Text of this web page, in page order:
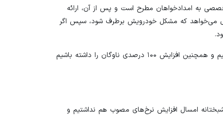
به امدادخواهان مطرح است و پس از آن، ارائه
می‌خواهد که مشکل خودرویش برطرف شود، سپس اگر
مدیرعامل امدادخودرو سایپا خاطرنشان کرد: در طول سال ۱۴۰۲، توانستیم نرم افزارها را ارتقا دهیم و همچنین افزایش ۱۰۰ درصدی ناوگان را داشته باشیم
امسال افزایش نرخ‌های مصوب هم نداشتیم و